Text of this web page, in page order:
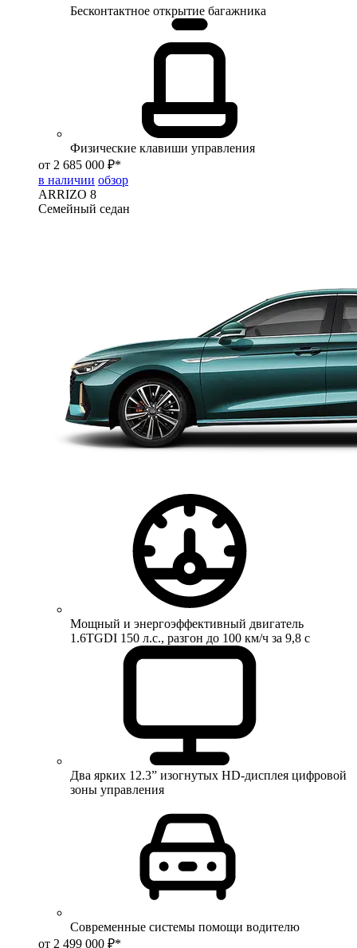
Бесконтактное открытие багажника
Физические клавиши управления
от 2 685 000 ₽*
в наличии обзор
ARRIZO 8
Семейный седан
Мощный и энергоэффективный двигатель
1.6TGDI 150 л.с., разгон до 100 км/ч за 9,8 с
Два ярких 12.3” изогнутых HD-дисплея цифровой
зоны управления
Современные системы помощи водителю
от 2 499 000 ₽*